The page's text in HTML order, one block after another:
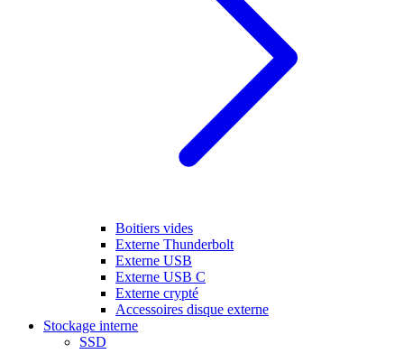
Boitiers vides
Externe Thunderbolt
Externe USB
Externe USB C
Externe crypté
Accessoires disque externe
Stockage interne
SSD